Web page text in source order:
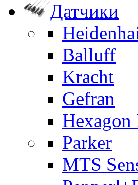
Датчики
Balluff
Kracht
Gefran
Parker
MTS